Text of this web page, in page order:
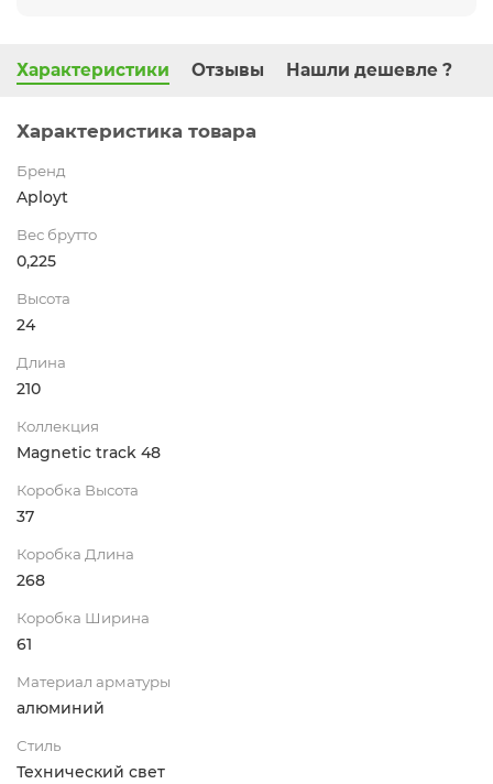
Характеристики Отзывы Нашли дешевле ?
Характеристика товара
Бренд
Aployt
Вес брутто
0,225
Высота
24
Длина
210
Коллекция
Magnetic track 48
Коробка Высота
37
Коробка Длина
268
Коробка Ширина
61
Материал арматуры
алюминий
Стиль
Технический свет